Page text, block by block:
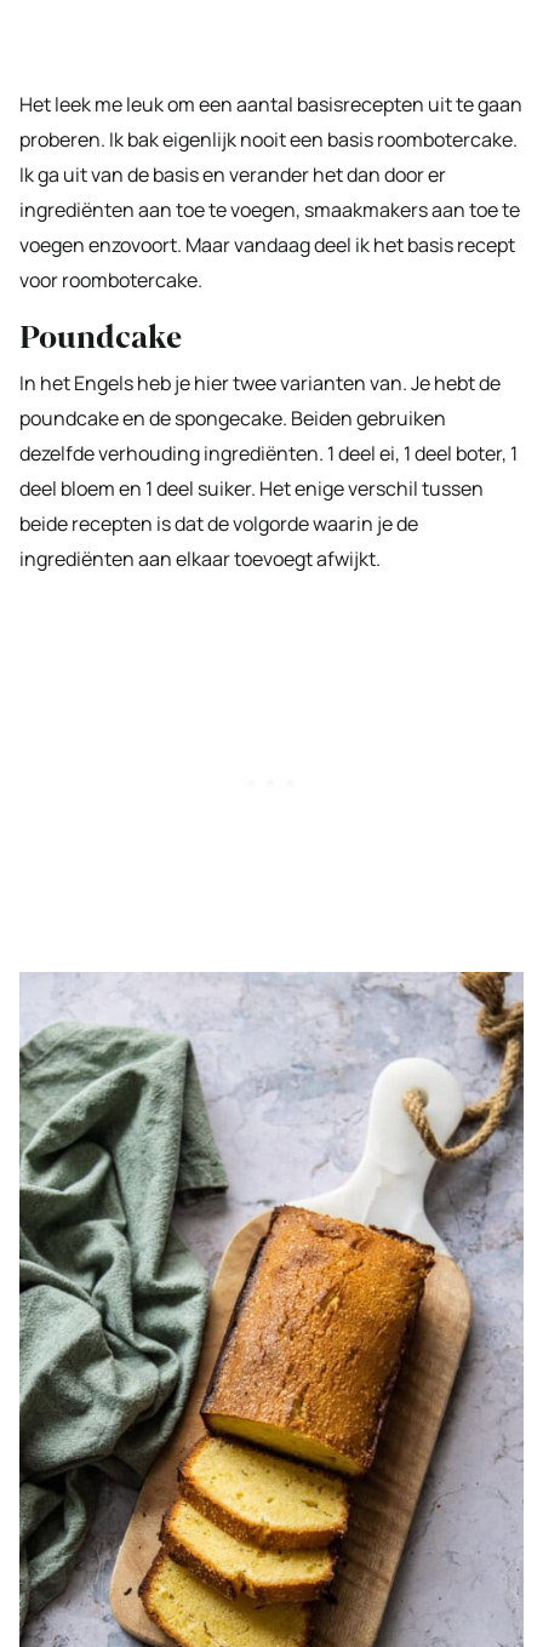
Het leek me leuk om een aantal basisrecepten uit te gaan
proberen. Ik bak eigenlijk nooit een basis roombotercake.
Ik ga uit van de basis en verander het dan door er
ingrediënten aan toe te voegen, smaakmakers aan toe te
voegen enzovoort. Maar vandaag deel ik het basis recept
voor roombotercake.
Poundcake
In het Engels heb je hier twee varianten van. Je hebt de
poundcake en de spongecake. Beiden gebruiken
dezelfde verhouding ingrediënten. 1 deel ei, 1 deel boter, 1
deel bloem en 1 deel suiker. Het enige verschil tussen
beide recepten is dat de volgorde waarin je de
ingrediënten aan elkaar toevoegt afwijkt.